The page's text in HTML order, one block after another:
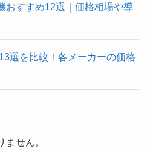
おすすめ12選｜価格相場や導
選を比較！各メーカーの価格
せん。